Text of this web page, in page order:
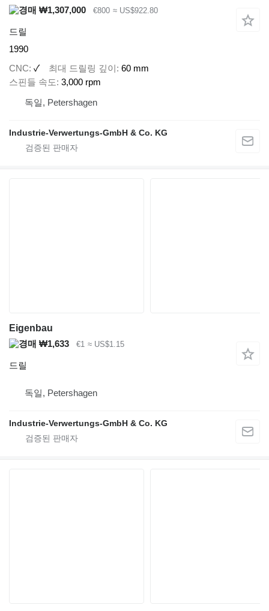
₩1,307,000
€800 ≈ US$922.80
드릴
1990
CNC ✓ 최대 드릴링 깊이 60 mm
스핀들 속도 3,000 rpm
독일, Petershagen
Industrie-Verwertungs-GmbH & Co. KG
Eigenbau
₩1,633
€1 ≈ US$1.15
드릴
독일, Petershagen
Industrie-Verwertungs-GmbH & Co. KG